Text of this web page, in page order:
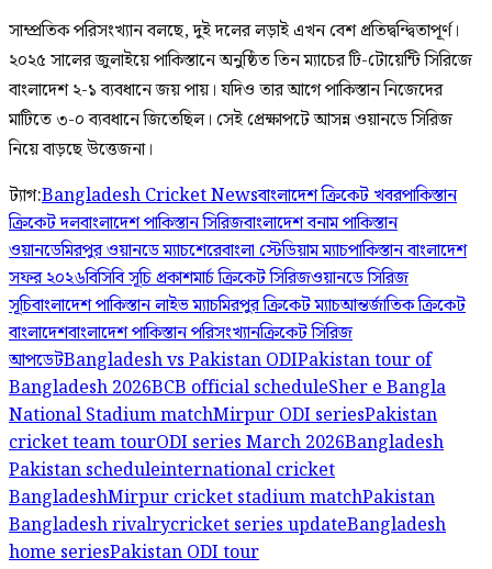
সাম্প্রতিক পরিসংখ্যান বলছে, দুই দলের লড়াই এখন বেশ প্রতিদ্বন্দ্বিতাপূর্ণ।
২০২৫ সালের জুলাইয়ে পাকিস্তানে অনুষ্ঠিত তিন ম্যাচের টি-টোয়েন্টি সিরিজে
বাংলাদেশ ২-১ ব্যবধানে জয় পায়। যদিও তার আগে পাকিস্তান নিজেদের
মাটিতে ৩-০ ব্যবধানে জিতেছিল। সেই প্রেক্ষাপটে আসন্ন ওয়ানডে সিরিজ
নিয়ে বাড়ছে উত্তেজনা।
ট্যাগ:Bangladesh Cricket Newsবাংলাদেশ ক্রিকেট খবরপাকিস্তান
ক্রিকেট দলবাংলাদেশ পাকিস্তান সিরিজবাংলাদেশ বনাম পাকিস্তান
ওয়ানডেমিরপুর ওয়ানডে ম্যাচশেরেবাংলা স্টেডিয়াম ম্যাচপাকিস্তান বাংলাদেশ
সফর ২০২৬বিসিবি সূচি প্রকাশমার্চ ক্রিকেট সিরিজওয়ানডে সিরিজ
সূচিবাংলাদেশ পাকিস্তান লাইভ ম্যাচমিরপুর ক্রিকেট ম্যাচআন্তর্জাতিক ক্রিকেট
বাংলাদেশবাংলাদেশ পাকিস্তান পরিসংখ্যানক্রিকেট সিরিজ
আপডেটBangladesh vs Pakistan ODIPakistan tour of
Bangladesh 2026BCB official scheduleSher e Bangla
National Stadium matchMirpur ODI seriesPakistan
cricket team tourODI series March 2026Bangladesh
Pakistan scheduleinternational cricket
BangladeshMirpur cricket stadium matchPakistan
Bangladesh rivalrycricket series updateBangladesh
home seriesPakistan ODI tour